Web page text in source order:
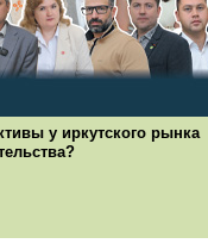
у иркутского рынка